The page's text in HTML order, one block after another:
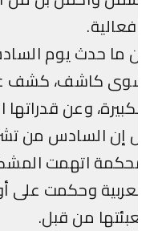
ما حدث يوم السادس
كاشف، كشف عن
وعن قدراتها
إن السادس من تشرين
اتهمت
وحكمت على
من قبل.